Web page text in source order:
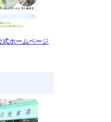
ホームページ